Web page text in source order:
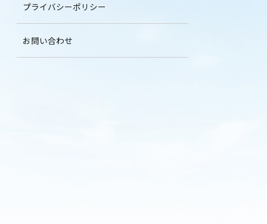
プライバシーポリシー
お問い合わせ